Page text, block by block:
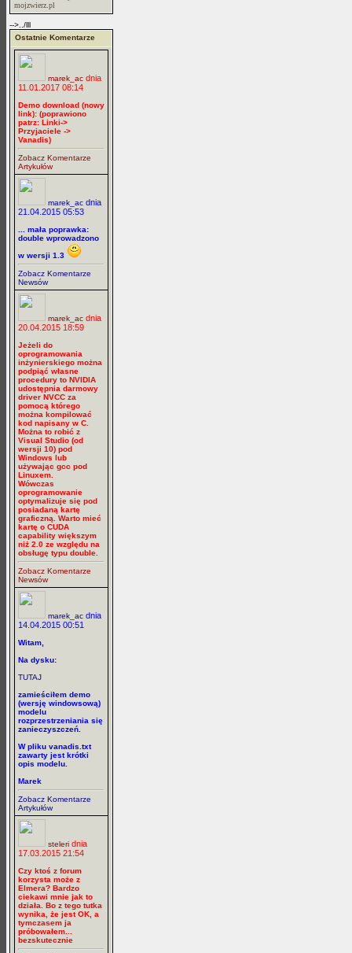
mojzwierz.pl
-->../lll
Ostatnie Komentarze
marek_ac dnia
11.01.2017 08:14
Demo download (nowy
link): (poprawiono
patrz: Linki->
Przyjaciele ->
Vanadis)
Zobacz Komentarze
Artykułów
marek_ac dnia
21.04.2015 05:53
... mała poprawka:
double wprowadzono
w wersji 1.3
Zobacz Komentarze
Newsów
marek_ac dnia
20.04.2015 18:59
Jeżeli do
oprogramowania
inżynierskiego można
podpiąć własne
procedury to NVIDIA
udostępnia darmowy
driver NVCC za
pomocą którego
można kompilować
kod napisany w C.
Można to robić z
Visual Studio (od
wersji 10) pod
Windows lub
używając gcc pod
Linuxem.
Wówczas
oprogramowanie
optymalizuje się pod
posiadaną kartę
graficzną. Warto mieć
kartę o CUDA
capability większym
niż 2.0 ze względu na
obsługę typu double.
Zobacz Komentarze
Newsów
marek_ac dnia
14.04.2015 00:51
Witam,
Na dysku:
TUTAJ
zamieściłem demo
(wersję windowsową)
modelu
rozprzestrzeniania się
zanieczyszczeń.
W pliku vanadis.txt
zawarty jest krótki
opis modelu.
Marek
Zobacz Komentarze
Artykułów
steleri dnia
17.03.2015 21:54
Czy ktoś z forum
korzysta może z
Elmera? Bardzo
ciekawi mnie jak to
działa. Bo z tego tutka
wynika, że jest OK, a
tymczasem ja
próbowałem...
bezskutecznie